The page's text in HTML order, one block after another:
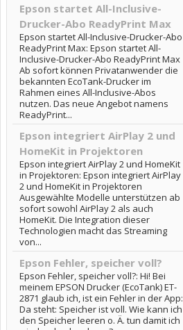
Epson startet All-Inclusive-
Drucker-Abo ReadyPrint Max
Epson startet All-Inclusive-Drucker-Abo
ReadyPrint Max: Epson startet All-
Inclusive-Drucker-Abo ReadyPrint Max
Ab sofort können Privatanwender die
bekannten EcoTank-Drucker im
Rahmen eines All-Inclusive-Abos
nutzen. Das neue Angebot namens
ReadyPrint...
Epson integriert AirPlay 2 und
HomeKit in Projektoren
Epson integriert AirPlay 2 und HomeKit
in Projektoren: Epson integriert AirPlay
2 und HomeKit in Projektoren
Ausgewählte Modelle unterstützen ab
sofort sowohl AirPlay 2 als auch
HomeKit. Die Integration dieser
Technologien macht das Streaming
von...
Epson Fehler, speicher voll?
Epson Fehler, speicher voll?: Hi! Bei
meinem EPSON Drucker (EcoTank) ET-
2871 glaub ich, ist ein Fehler in der App:
Da steht: Speicher ist voll. Wie kann ich
den Speicher leeren o. Ä. tun damit ich